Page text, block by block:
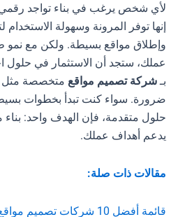
لأي شخص يرغب في بناء تواجد رقمي
إنها توفر المرونة وسهولة الاستخدام
وإطلاق مواقع بسيطة. ولكن مع نمو
عملك، ستجد أن الاستثمار في حلول
شركة تصميم مواقعمتخصصة مثل
ضرورة. سواء كنت تبدأ بخطوات
حلول متقدمة، فإن الهدف واحد: بناء
يدعم أهداف عملك.
مقالات ذات صلة:
قائمة أفضل 10 شركات تصميم مواقع في مصر